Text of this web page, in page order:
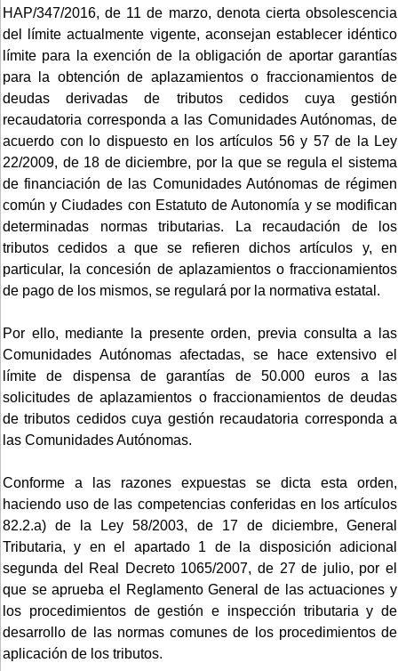
HAP/347/2016, de 11 de marzo, denota cierta obsolescencia
del límite actualmente vigente, aconsejan establecer idéntico
límite para la exención de la obligación de aportar garantías
para la obtención de aplazamientos o fraccionamientos de
deudas derivadas de tributos cedidos cuya gestión
recaudatoria corresponda a las Comunidades Autónomas, de
acuerdo con lo dispuesto en los artículos 56 y 57 de la Ley
22/2009, de 18 de diciembre, por la que se regula el sistema
de financiación de las Comunidades Autónomas de régimen
común y Ciudades con Estatuto de Autonomía y se modifican
determinadas normas tributarias. La recaudación de los
tributos cedidos a que se refieren dichos artículos y, en
particular, la concesión de aplazamientos o fraccionamientos
de pago de los mismos, se regulará por la normativa estatal.
Por ello, mediante la presente orden, previa consulta a las
Comunidades Autónomas afectadas, se hace extensivo el
límite de dispensa de garantías de 50.000 euros a las
solicitudes de aplazamientos o fraccionamientos de deudas
de tributos cedidos cuya gestión recaudatoria corresponda a
las Comunidades Autónomas.
Conforme a las razones expuestas se dicta esta orden,
haciendo uso de las competencias conferidas en los artículos
82.2.a) de la Ley 58/2003, de 17 de diciembre, General
Tributaria, y en el apartado 1 de la disposición adicional
segunda del Real Decreto 1065/2007, de 27 de julio, por el
que se aprueba el Reglamento General de las actuaciones y
los procedimientos de gestión e inspección tributaria y de
desarrollo de las normas comunes de los procedimientos de
aplicación de los tributos.